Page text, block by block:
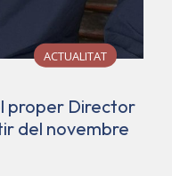
ACTUALITAT
proper Director
del novembre